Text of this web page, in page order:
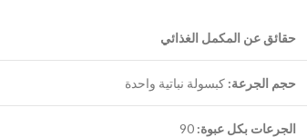
حقائق عن المكمل الغذائي
حجم الجرعة: كبسولة نباتية واحدة
الجرعات بكل عبوة: 90